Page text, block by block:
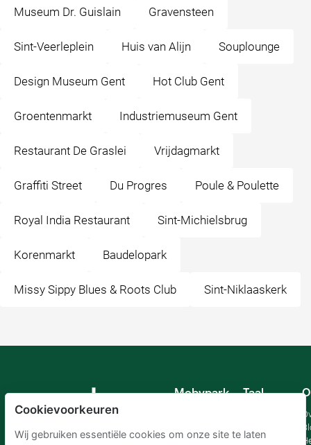
Museum Dr. Guislain Gravensteen
Sint-Veerleplein Huis van Alijn Souplounge
Design Museum Gent Hot Club Gent
Groentenmarkt Industriemuseum Gent
Restaurant De Graslei Vrijdagmarkt
Graffiti Street Du Progres Poule & Poulette
Royal India Restaurant Sint-Michielsbrug
Korenmarkt Baudelopark
Missy Sippy Blues & Roots Club Sint-Niklaaskerk
Mobypark
Taal
Spaans
Cookievoorkeuren
Wij gebruiken essentiële cookies om onze site te laten